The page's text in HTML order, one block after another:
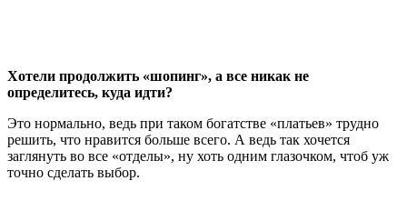
Хотели продолжить «шопинг», а все никак не
определитесь, куда идти?
Это нормально, ведь при таком богатстве «платьев» трудно
решить, что нравится больше всего. А ведь так хочется
заглянуть во все «отделы», ну хоть одним глазочком, чтоб уж
точно сделать выбор.